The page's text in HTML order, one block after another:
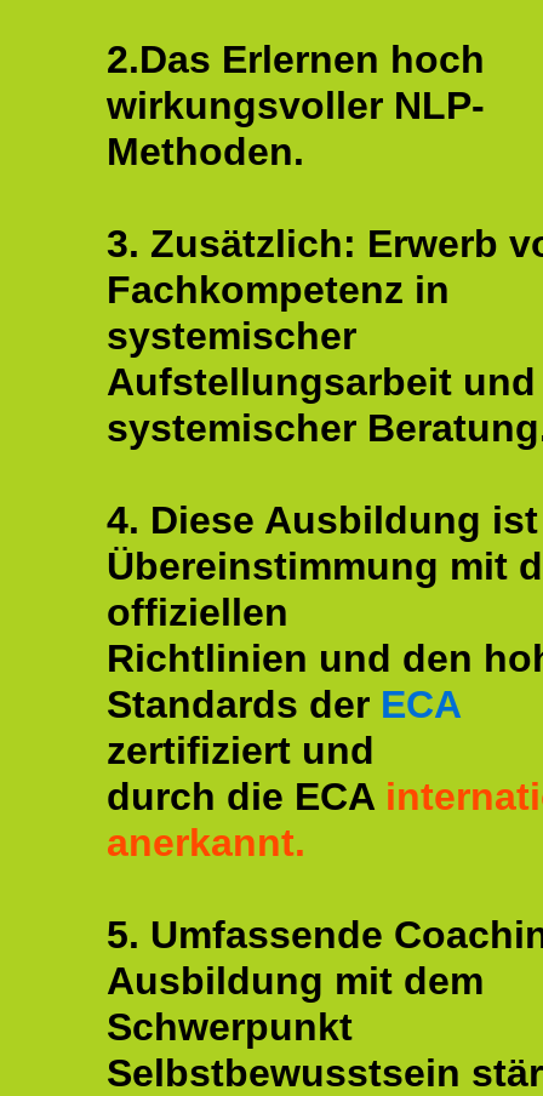
2.Das Erlernen hoch
wirkungsvoller NLP-
Methoden.
3. Zusätzlich: Erwerb
Fachkompetenz in
systemischer
Aufstellungsarbeit und
systemischer
4. Diese Ausbildung
Übereinstimmung mit
offiziellen
Richtlinien und den
Standards der ECA
zertifiziert und
durch die ECA
anerkannt.
5. Umfassende
Ausbildung mit dem
Schwerpunkt
Selbstbewusstsein